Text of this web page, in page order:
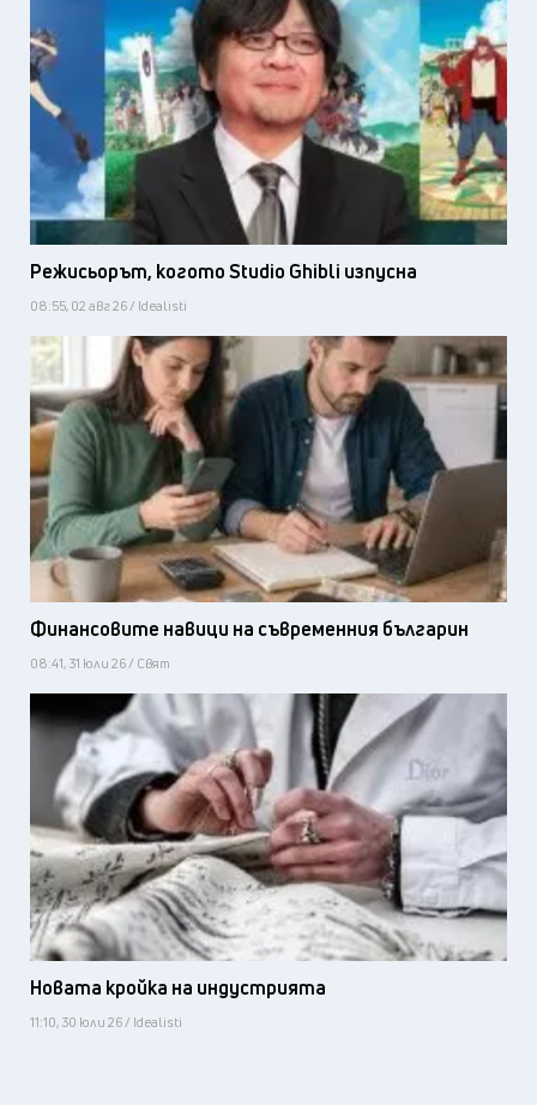
Режисьорът, когото Studio Ghibli изпусна
08:55, 02 авг 26 / Idealisti
Финансовите навици на съвременния българин
08:41, 31 юли 26 / Свят
Новата кройка на индустрията
11:10, 30 юли 26 / Idealisti